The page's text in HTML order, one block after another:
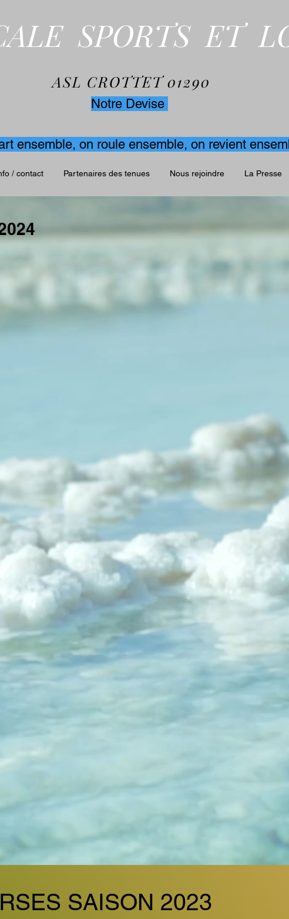
SPORTS ET
ASL CROTTET 01290
Notre Devise
ensemble, on roule ensemble, on revient
/ contact Partenaires des tenues Nous rejoindre La Presse
SAISON 2023